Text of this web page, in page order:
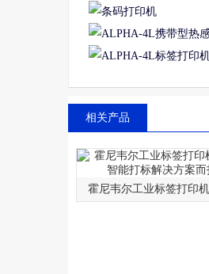
相关产品
霍尼韦尔工业标签打印